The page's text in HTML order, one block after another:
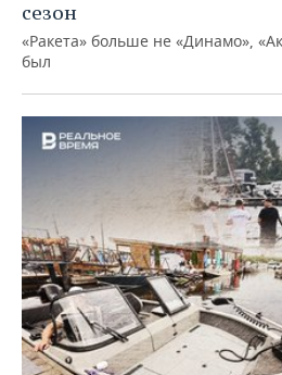
сезон
«Ракета» больше не «Динамо»,
был